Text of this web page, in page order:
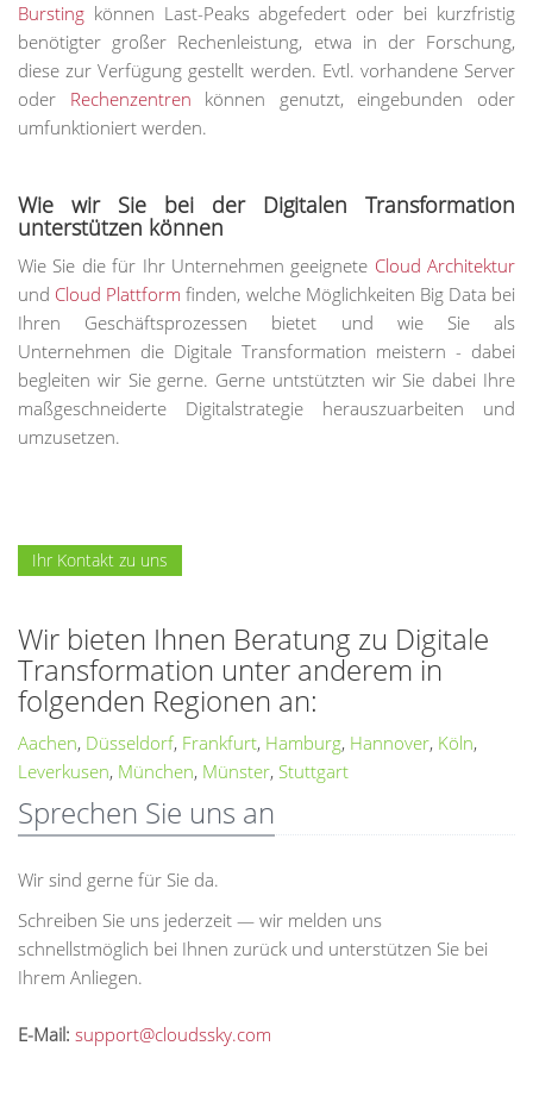
Bursting können Last-Peaks abgefedert oder bei kurzfristig
benötigter großer Rechenleistung, etwa in der Forschung,
diese zur Verfügung gestellt werden. Evtl. vorhandene Server
oder Rechenzentren können genutzt, eingebunden oder
umfunktioniert werden.
Wie wir Sie bei der Digitalen Transformation
unterstützen können
Wie Sie die für Ihr Unternehmen geeignete Cloud Architektur
und Cloud Plattform finden, welche Möglichkeiten Big Data bei
Ihren Geschäftsprozessen bietet und wie Sie als
Unternehmen die Digitale Transformation meistern - dabei
begleiten wir Sie gerne. Gerne untstützten wir Sie dabei Ihre
maßgeschneiderte Digitalstrategie herauszuarbeiten und
umzusetzen.
Ihr Kontakt zu uns
Wir bieten Ihnen Beratung zu Digitale
Transformation unter anderem in
folgenden Regionen an:
Aachen, Düsseldorf, Frankfurt, Hamburg, Hannover, Köln,
Leverkusen, München, Münster, Stuttgart
Sprechen Sie uns an
Wir sind gerne für Sie da.
Schreiben Sie uns jederzeit — wir melden uns
schnellstmöglich bei Ihnen zurück und unterstützen Sie bei
Ihrem Anliegen.
E-Mail: support@cloudssky.com